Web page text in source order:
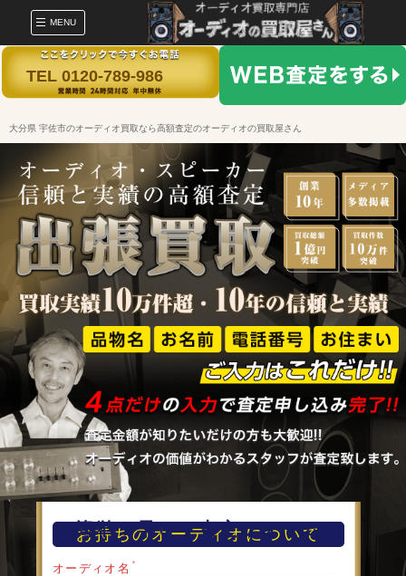
MENU
TEL 0120-789-986
大分県 宇佐市のオーディオ買取なら高額査定のオーディオの買取屋さん
簡単！早い！査定フォーム
お持ちのオーディオについて
オーディオ名 ＊